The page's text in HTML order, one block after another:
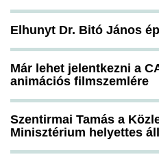
Elhunyt Dr. Bitó János
Már lehet jelentkezni a
animációs filmszemlére
Szentirmai Tamás a
Minisztérium helyettes